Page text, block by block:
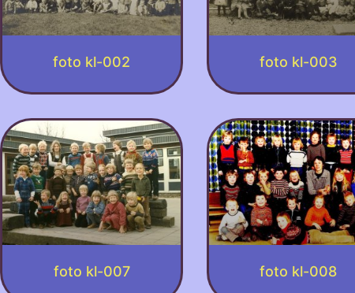
foto kl-002 foto kl-003
foto kl-007 foto kl-008